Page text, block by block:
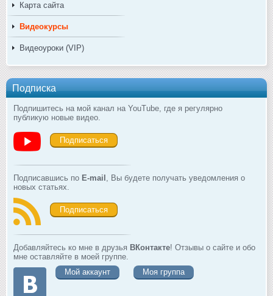
Карта сайта
Видеокурсы
Видеоуроки (VIP)
Подписка
Подпишитесь на мой канал на YouTube, где я регулярно
публикую новые видео.
Подписаться
Подписавшись по E-mail , Вы будете получать уведомления о
новых статьях.
Подписаться
Добавляйтесь ко мне в друзья ВКонтакте! Отзывы о сайте и обо
мне оставляйте в моей группе.
Мой аккаунт
Моя группа